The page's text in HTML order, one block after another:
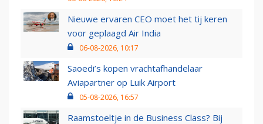
Nieuwe ervaren CEO moet het tij keren
voor geplaagd Air India
06-08-2026, 10:17
Saoedi’s kopen vrachtafhandelaar
Aviapartner op Luik Airport
05-08-2026, 16:57
Raamstoeltje in de Business Class? Bij